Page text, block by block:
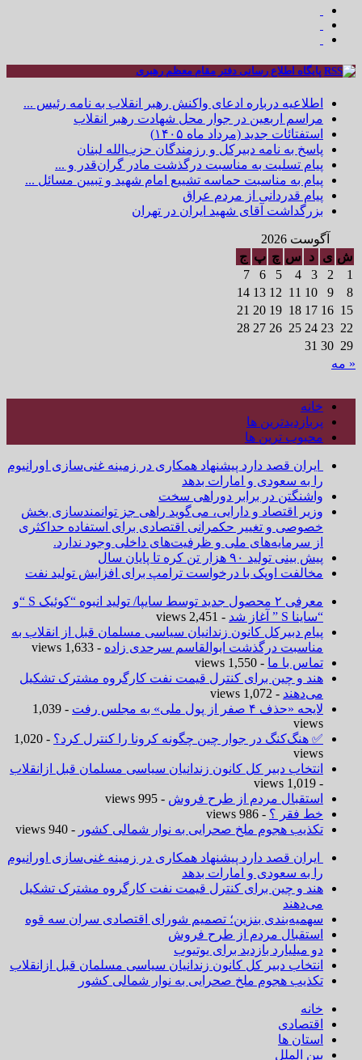
پایگاه اطلاع رسانی دفتر مقام معظم رهبری
اطلاعیه درباره ادعای واکنش رهبر انقلاب به نامه رئیس ...
مراسم اربعین در جوار محل شهادت رهبر انقلاب
استفتائات جدید (مرداد ماه ۱۴۰۵)
پاسخ به نامه دبیرکل و رزمندگان حزب‌الله لبنان
پیام تسلیت به مناسبت درگذشت مادر گران‌قدر و ...
پیام به مناسبت حماسه تشییع امام شهید و تبیین مسائل ...
پیام قدردانی از مردم عراق
بزرگداشت آقای شهید ایران در تهران
آگوست 2026
ش ی د س چ پ ج
1
2
3
4
5
6
7
8
9
10
11
12
13
14
15
16
17
18
19
20
21
22
23
24
25
26
27
28
29
30
31
« مه
خانه
پربازدیدترین ها
محبوب ترین ها
ایران قصد دارد پیشنهاد همکاری در زمینه غنی‌سازی اورانیوم
را به سعودی و امارات بدهد
واشنگتن در برابر دوراهی سخت
وزیر اقتصاد و دارایی، می‌گوید راهی جز توانمندسازی بخش
خصوصی و تغییر حکمرانی اقتصادی برای استفاده حداکثری
از سرمایه‌های ملی و ظرفیت‌های داخلی وجود ندارد.
پیش بینی تولید ۹۰ هزار تن کره تا پایان سال
مخالفت اوپک با درخواست ترامپ برای افزایش تولید نفت
معرفی ۲ محصول جدید توسط سایپا/ تولید انبوه “کوئیک S “و
“ساینا S ” آغاز شد
- 2,451 views
پیام دبیرکل کانون زندانیان سیاسی مسلمان قبل از انقلاب به
مناسبت درگذشت ابوالقاسم سرحدی زاده - 1,633 views
تماس با ما - 1,550 views
هند و چین برای کنترل قیمت نفت کارگروه مشترک تشکیل
می‌دهند - 1,072 views
لایحه «حذف ۴ صفر از پول ملی» به مجلس رفت
- 1,039
views
✅ هنگ‌کنگ در جوار چین چگونه کرونا را کنترل کرد؟
- 1,020
views
انتخاب دبیر کل کانون زندانیان سیاسی مسلمان قبل ازانقلاب
- 1,019 views
استقبال مردم از طرح فروش - 995 views
خط فقر ؟ - 986 views
تکذیب هجوم ملخ صحرایی به نوار شمالی کشور - 940 views
ایران قصد دارد پیشنهاد همکاری در زمینه غنی‌سازی اورانیوم
را به سعودی و امارات بدهد
هند و چین برای کنترل قیمت نفت کارگروه مشترک تشکیل
می‌دهند
سهمیه‌بندی بنزین؛ تصمیم شورای اقتصادی سران سه قوه
استقبال مردم از طرح فروش
دو میلیارد بازدید برای یوتیوب
انتخاب دبیر کل کانون زندانیان سیاسی مسلمان قبل ازانقلاب
تکذیب هجوم ملخ صحرایی به نوار شمالی کشور
خانه
اقتصادی
استان ها
بین الملل